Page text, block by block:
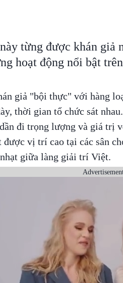
từng được khán giả
hoạt động nổi bật
giả "bội thực" với hàng
thời gian tổ chức sát
đi trọng lượng và giá trị
được vị trí cao tại các sân
giữa làng giải trí Việt.